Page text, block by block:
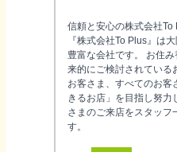
信頼と安心の株式会社To
『株式会社To Plus』は
豊富な会社です。 お住
来的にご検討されている
お客さま、すべてのお客
きるお店」を目指し努力
さまのご来店をスタッフ
す。